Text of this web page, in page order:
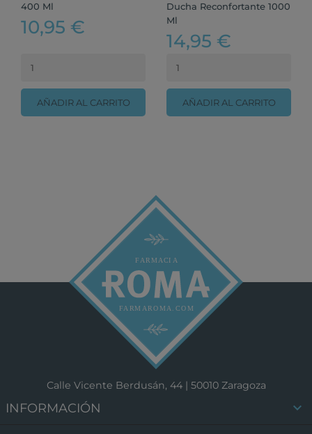
400 Ml
10,95 €
AÑADIR AL CARRITO
Ducha Reconfortante 1000
Ml
14,95 €
AÑADIR AL CARRITO
Calle Vicente Berdusán, 44 | 50010 Zaragoza
INFORMACIÓN 